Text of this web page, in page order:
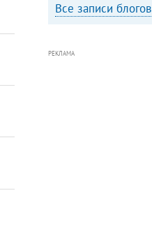
Все записи блогов
РЕКЛАМА